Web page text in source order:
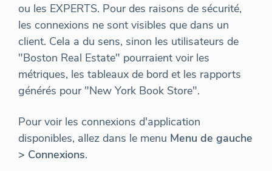
ou les EXPERTS. Pour des raisons de sécurité,
les connexions ne sont visibles que dans un
client. Cela a du sens, sinon les utilisateurs de
"Boston Real Estate" pourraient voir les
métriques, les tableaux de bord et les rapports
générés pour "New York Book Store".
Pour voir les connexions d'application
disponibles, allez dans le menu Menu de gauche
> Connexions.